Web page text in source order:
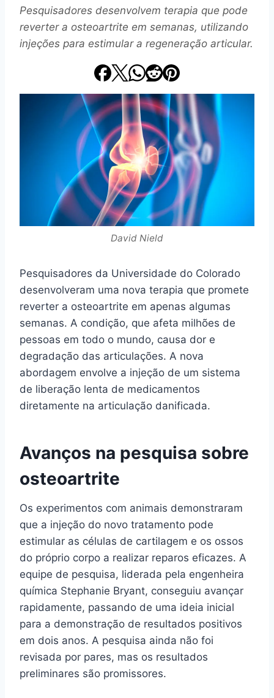
Pesquisadores desenvolvem terapia que pode
reverter a osteoartrite em semanas, utilizando
injeções para estimular a regeneração articular.
David Nield
Pesquisadores da Universidade do Colorado
desenvolveram uma nova terapia que promete
reverter a osteoartrite em apenas algumas
semanas. A condição, que afeta milhões de
pessoas em todo o mundo, causa dor e
degradação das articulações. A nova
abordagem envolve a injeção de um sistema
de liberação lenta de medicamentos
diretamente na articulação danificada.
Avanços na pesquisa sobre
osteoartrite
Os experimentos com animais demonstraram
que a injeção do novo tratamento pode
estimular as células de cartilagem e os ossos
do próprio corpo a realizar reparos eficazes. A
equipe de pesquisa, liderada pela engenheira
química Stephanie Bryant, conseguiu avançar
rapidamente, passando de uma ideia inicial
para a demonstração de resultados positivos
em dois anos. A pesquisa ainda não foi
revisada por pares, mas os resultados
preliminares são promissores.